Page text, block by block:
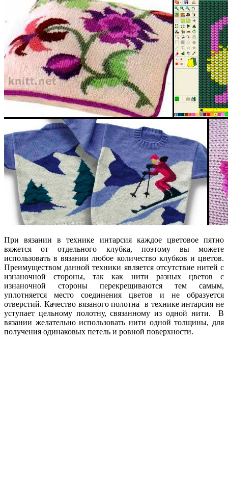
При вязании в технике интарсия каждое цветовое пятно
вяжется от отдельного клубка, поэтому вы можете
использовать в вязании любое количество клубков и цветов.
Преимуществом данной техники является отсутствие нитей с
изнаночной стороны, так как нити разных цветов с
изнаночной стороны перекрещиваются тем самым,
уплотняется место соединения цветов и не образуется
отверстий. Качество вязаного полотна в технике интарсия не
уступает цельному полотну, связанному из одной нити. В
вязании желательно использовать нити одной толщины, для
получения одинаковых петель и ровной поверхности.